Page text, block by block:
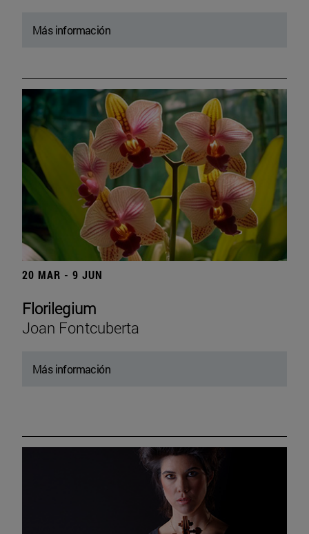
Más información
20 MAR - 9 JUN
Florilegium
Joan Fontcuberta
Más información